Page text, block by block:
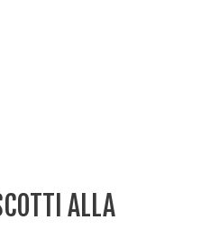
ALLA